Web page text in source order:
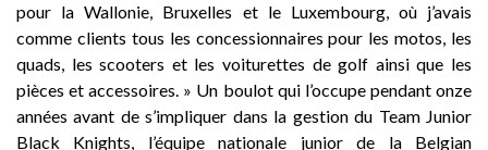
pour la Wallonie, Bruxelles et le Luxembourg, où j’avais
comme clients tous les concessionnaires pour les motos, les
quads, les scooters et les voiturettes de golf ainsi que les
pièces et accessoires. » Un boulot qui l’occupe pendant onze
années avant de s’impliquer dans la gestion du Team Junior
Black Knights, l’équipe nationale junior de la Belgian